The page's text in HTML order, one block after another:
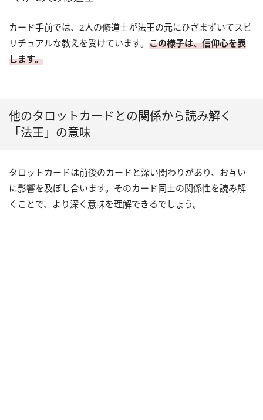
カード手前では、2人の修道士が法王の元にひざまずいてスピ
リチュアルな教えを受けています。 この様子は、信仰心を表
します。
他のタロットカードとの関係から読み解く
「法王」の意味
タロットカードは前後のカードと深い関わりがあり、お互い
に影響を及ぼし合います。そのカード同士の関係性を読み解
くことで、より深く意味を理解できるでしょう。